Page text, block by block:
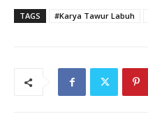
TAGS #Karya Tawur Labuh